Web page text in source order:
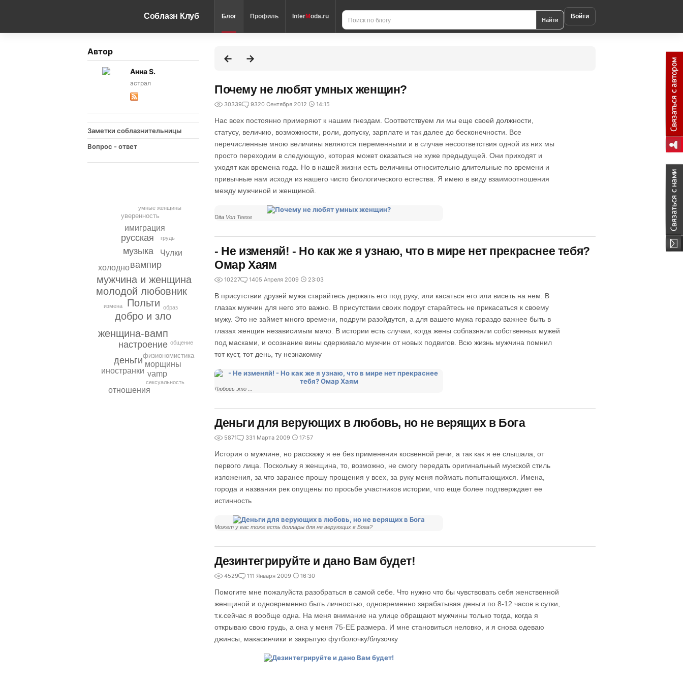
Соблазн Клуб Блог Профиль InterModa.ru Найти Войти
Автор
Анна S.
астрал
Заметки соблазнительницы
Вопрос - ответ
Польти
молодой любовник
добро и зло
мужчина и женщина
женщина-вамп
настроение
вампир
музыка
деньги
русская
иностранки
имиграция
холодно
морщины
Чулки
vamp
отношения
физиономистика
уверенность
измена
грудь
образ
общение
сексуальность
умные женщины
Почему не любят умных женщин?
30339 9320 Сентября 2012 14:15
Нас всех постоянно примеряют к нашим гнездам. Соответствуем ли мы еще своей должности,
статусу, величию, возможности, роли, допуску, зарплате и так далее до бесконечности. Все
перечисленные мною величины являются переменными и в случае несоответствия одной из них мы
просто переходим в следующую, которая может оказаться не хуже предыдущей. Они приходят и
уходят как времена года. Но в нашей жизни есть величины относительно длительные по времени и
привычные нам исходя из нашего чисто биологического естества. Я имею в виду взаимоотношения
между мужчиной и женщиной.
Dita Von Teese
- Не изменяй! - Но как же я узнаю, что в мире нет прекраснее тебя?
Омар Хаям
10227 1405 Апреля 2009 23:03
В присутствии друзей мужа старайтесь держать его под руку, или касаться его или висеть на нем. В
глазах мужчин для него это важно. В присутствии своих подруг старайтесь не прикасаться к своему
мужу. Это не займет много времени, подруги разойдутся, а для вашего мужа гораздо важнее быть в
глазах женщин независимым мачо. В истории есть случаи, когда жены соблазняли собственных мужей
под масками, и осознание вины сдерживало мужчин от новых подвигов. Всю жизнь мужчина помнил
тот куст, тот день, ту незнакомку
Любовь это ...
Деньги для верующих в любовь, но не верящих в Бога
5871 331 Марта 2009 17:57
История о мужчине, но расскажу я ее без применения косвенной речи, а так как я ее слышала, от
первого лица. Поскольку я женщина, то, возможно, не смогу передать оригинальный мужской стиль
изложения, за что заранее прошу прощения у всех, за руку меня поймать попытающихся. Имена,
города и названия рек опущены по просьбе участников истории, что еще более подтверждает ее
истинность
Может у вас тоже есть доллары для не верующих в Бога?
Дезинтегрируйте и дано Вам будет!
4529 111 Января 2009 16:30
Помогите мне пожалуйста разобраться в самой себе. Что нужно что бы чувствовать себя женственной
женщиной и одновременно быть личностью, одновременно зарабатывая деньги по 8-12 часов в сутки,
т.к.сейчас я вообще одна. На меня внимание на улице обращают мужчины только тогда, когда я
открываю свою грудь, а она у меня 75-ЕЕ размера. И мне становиться неловко, и я снова одеваю
джинсы, макасинчики и закрытую футболочку/блузочку